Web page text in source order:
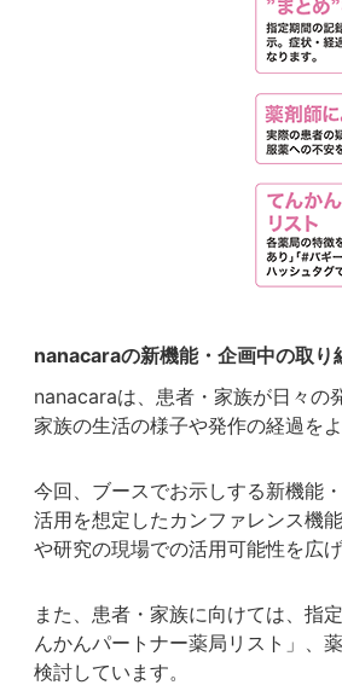
nanacaraの新機能・企画中の取り
nanacaraは、患者・家族が日々の
家族の生活の様子や発作の経過を
今回、ブースでお示しする新機能
活用を想定したカンファレンス機
や研究の現場での活用可能性を広
また、患者・家族に向けては、指
んかんパートナー薬局リスト」、
検討しています。